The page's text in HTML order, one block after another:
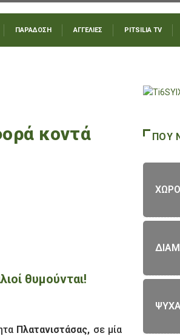
ΠΑΡΑΔΟΣΗ ΑΓΓΕΛΙΕΣ PITSILIA TV
κοντά
θυμούνται!
Πλατανιστάσας, σε μία
ΠΟΥ